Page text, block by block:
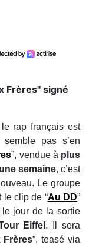
Frères'' signé
rap français est
pas s’en
”, vendue à plus
une semaine, c’est
Le groupe
le clip de “Au DD”
le jour de la sortie
Eiffel . Il sera
Frères”, teasé via